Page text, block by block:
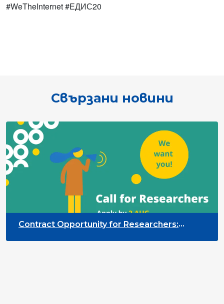
#WeTheInternet #ЕДИС20
Свързани новини
Contract Opportunity for Researchers:
Priority